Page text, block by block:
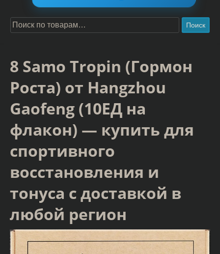
Поиск
8 Samo Tropin (Гормон
Роста) от Hangzhou
Gaofeng (10ЕД на
флакон) — купить для
спортивного
восстановления и
тонуса с доставкой в
любой регион